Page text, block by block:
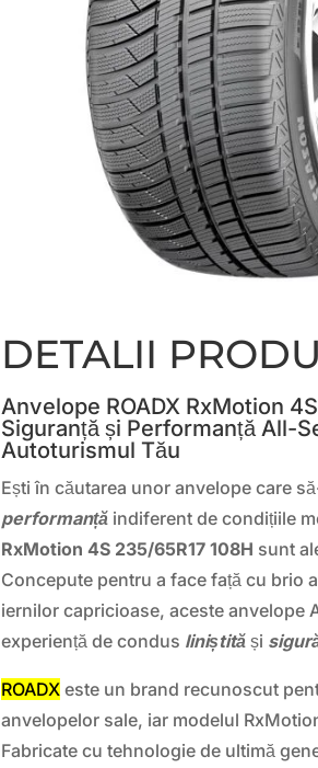
DETALII
Anvelope ROADX RxMotion
Siguranță și Performanță All-
Autoturismul Tău
Ești în căutarea unor anvelope care
performanță indiferent de condițiile
RxMotion 4S 235/65R17 108H sunt
Concepute pentru a face față cu brio
iernilor capricioase, aceste anvelope
experiență de condus liniștită și
ROADX este un brand recunoscut
anvelopelor sale, iar modelul
Fabricate cu tehnologie de ultimă